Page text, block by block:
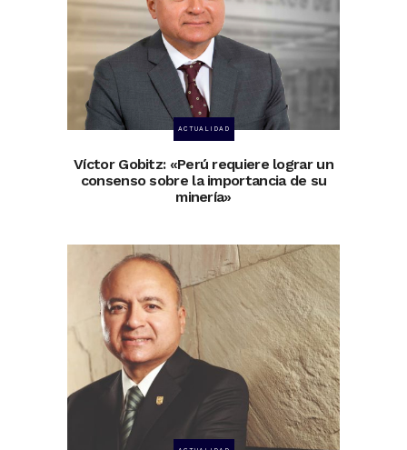
ACTUALIDAD
Víctor Gobitz: «Perú requiere lograr un
consenso sobre la importancia de su
minería»